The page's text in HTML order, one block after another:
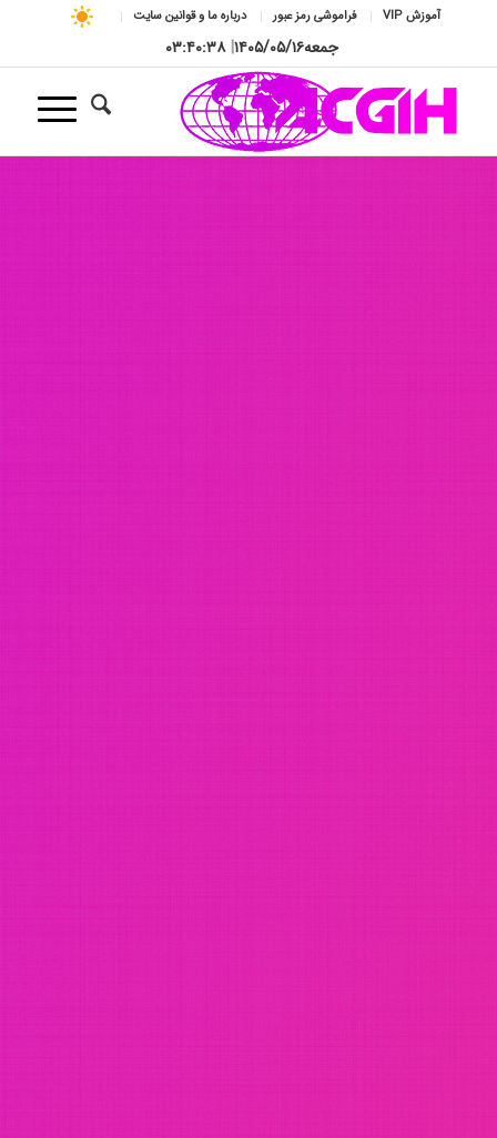
آموزش VIP فراموشی رمز عبور درباره ما و قوانین سایت
جمعه۱۴۰۵/۰۵/۱۶| ۰۳:۴۰:۴۰